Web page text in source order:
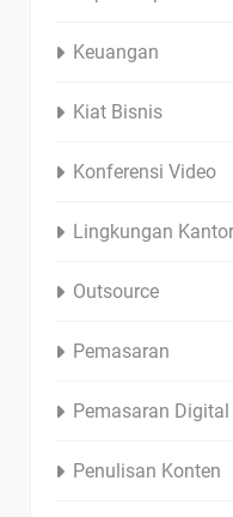
Keuangan
Kiat Bisnis
Konferensi Video
Lingkungan Kantor
Outsource
Pemasaran
Pemasaran Digital
Penulisan Konten